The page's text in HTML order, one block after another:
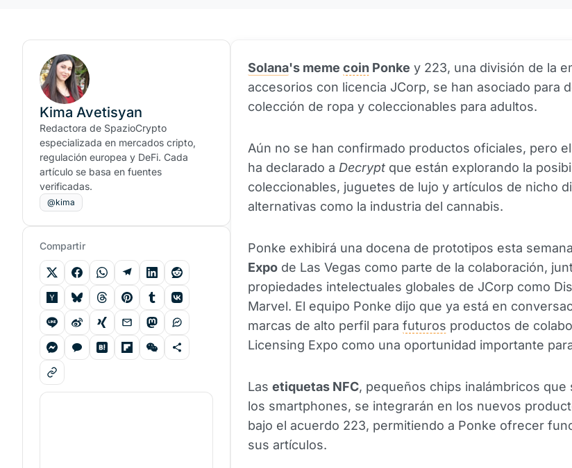
Solana's meme coin Ponke y 223, una división de la
accesorios con licencia JCorp, se han asociado para
colección de ropa y coleccionables para adultos.
Aún no se han confirmado productos oficiales, pero
ha declarado a Decrypt que están explorando la
coleccionables, juguetes de lujo y artículos de nicho
alternativas como la industria del cannabis.
Ponke exhibirá una docena de prototipos esta
Expo de Las Vegas como parte de la colaboración,
propiedades intelectuales globales de JCorp como
Marvel. El equipo Ponke dijo que ya está en
marcas de alto perfil para futuros productos de
Licensing Expo como una oportunidad importante
Las etiquetas NFC, pequeños chips inalámbricos que
los smartphones, se integrarán en los nuevos
bajo el acuerdo 223, permitiendo a Ponke ofrecer
sus artículos.
Kima Avetisyan
Redactora de SpazioCrypto
especializada en mercados cripto,
regulación europea y DeFi. Cada
artículo se basa en fuentes
verificadas.
@kima
Compartir